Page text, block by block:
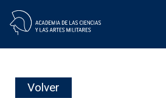
content
Volver